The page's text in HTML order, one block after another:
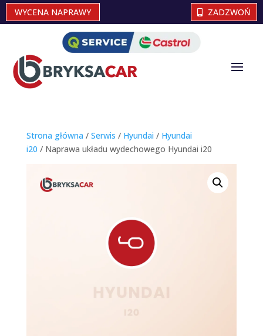
WYCENA NAPRAWY ZADZWOŃ
Strona główna / Serwis / Hyundai / Hyundai
i20 / Naprawa układu wydechowego Hyundai i20